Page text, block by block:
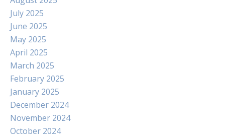
July 2025
June 2025
May 2025
April 2025
March 2025
February 2025
January 2025
December 2024
November 2024
October 2024